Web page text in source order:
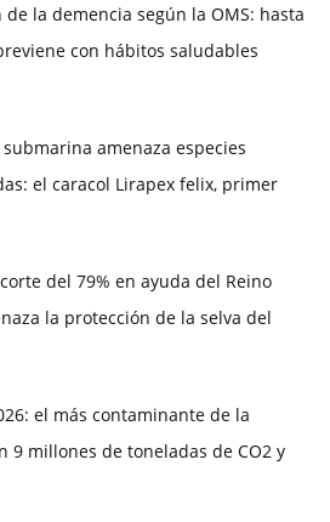
de la demencia según la OMS: hasta
con hábitos saludables
amenaza especies
el caracol Lirapex felix, primer
del 79% en ayuda del Reino
la protección de la selva del
el más contaminante de la
9 millones de toneladas de CO2 y